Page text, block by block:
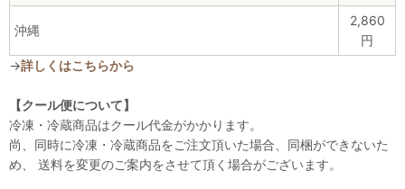
沖縄
2,860
円
→詳しくはこちらから
【クール便について】
冷凍・冷蔵商品はクール代金がかかります。
尚、同時に冷凍・冷蔵商品をご注文頂いた場合、同梱ができないた
め、 送料を変更のご案内をさせて頂く場合がございます。